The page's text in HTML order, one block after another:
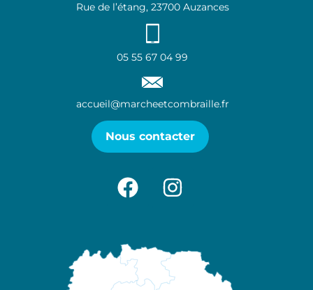
Rue de l’étang, 23700 Auzances
05 55 67 04 99
accueil@marcheetcombraille.fr
Nous contacter